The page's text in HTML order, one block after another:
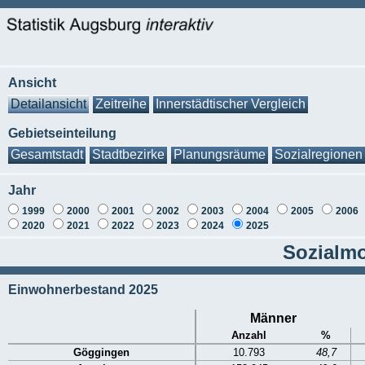
Ansicht
Detailansicht
Zeitreihe Innerstädtischer Vergleich
Gebietseinteilung
Gesamtstadt
Stadtbezirke Planungsräume Sozialregionen
Jahr
1999 2000 2001 2002 2003 2004 2005
2006
2020
2021 2022 2023 2024 2025
Einwohnerbestand 2025
Männer
Anzahl
%
Göggingen
10.793
48,7